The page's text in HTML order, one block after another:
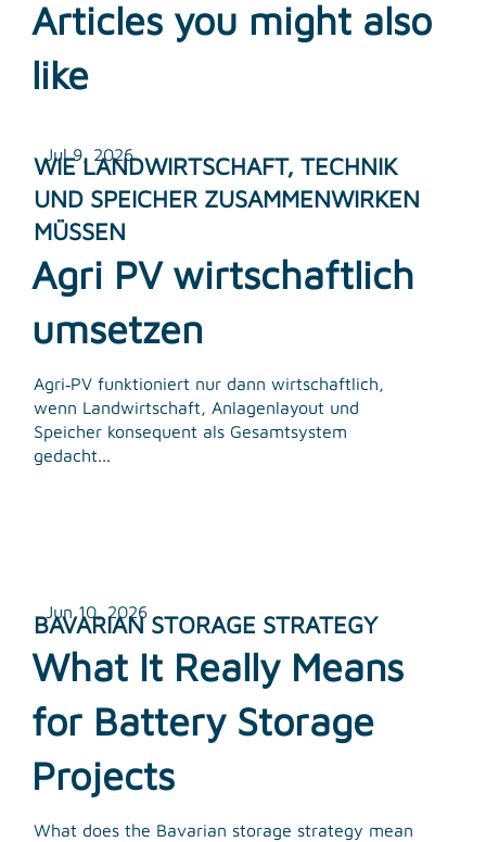
Articles you might also
like
WIE LANDWIRTSCHAFT, TECHNIK
UND SPEICHER ZUSAMMENWIRKEN
MÜSSEN
Agri PV wirtschaftlich
umsetzen
Agri‑PV funktioniert nur dann wirtschaftlich,
wenn Landwirtschaft, Anlagenlayout und
Speicher konsequent als Gesamtsystem
gedacht...
Jul 9, 2026
BAVARIAN STORAGE STRATEGY
What It Really Means
for Battery Storage
Projects
What does the Bavarian storage strategy mean
Jun 10, 2026